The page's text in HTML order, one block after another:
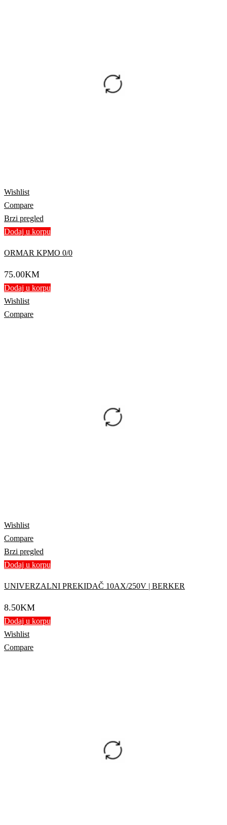
Wishlist
Compare
Brzi pregled
Dodaj u korpu
ORMAR KPMO 0/0
75.00KM
Dodaj u korpu
Wishlist
Compare
Wishlist
Compare
Brzi pregled
Dodaj u korpu
UNIVERZALNI PREKIDAČ 10AX/250V | BERKER
8.50KM
Dodaj u korpu
Wishlist
Compare